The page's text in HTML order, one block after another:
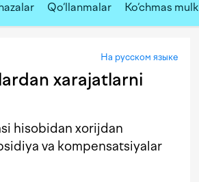
Qo‘llanmalar Ko‘chmas mulk
На русском языке
xarajatlarni
hisobidan xorijdan
va kompensatsiyalar